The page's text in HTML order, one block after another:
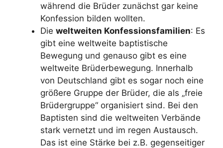
während die Brüder zunächst gar keine
Konfession bilden wollten.
Die weltweiten Konfessionsfamilien: Es
gibt eine weltweite baptistische
Bewegung und genauso gibt es eine
weltweite Brüderbewegung. Innerhalb
von Deutschland gibt es sogar noch eine
größere Gruppe der Brüder, die als „freie
Brüdergruppe“ organisiert sind. Bei den
Baptisten sind die weltweiten Verbände
stark vernetzt und im regen Austausch.
Das ist eine Stärke bei z.B. gegenseitiger